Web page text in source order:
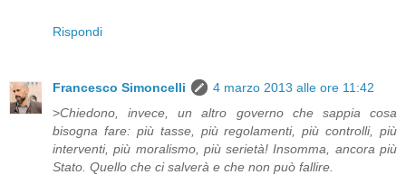
Rispondi
Francesco Simoncelli
4 marzo 2013 alle ore 11:42
>Chiedono, invece, un altro governo che sappia cosa
bisogna fare: più tasse, più regolamenti, più controlli, più
interventi, più moralismo, più serietà! Insomma, ancora più
Stato. Quello che ci salverà e che non può fallire.